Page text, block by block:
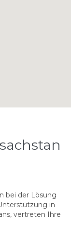
bei der Lösung
in
vertreten Ihre